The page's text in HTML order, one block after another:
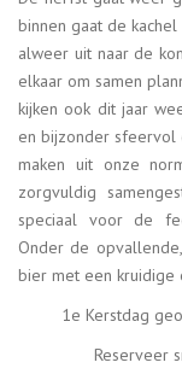
binnen gaat de
alweer uit naar de
elkaar om samen
kijken ook dit jaar
en bijzonder sfeervol
maken uit onze
zorgvuldig
speciaal voor de
Onder de
bier met een kruidige
1e Kerstdag
Reserveer